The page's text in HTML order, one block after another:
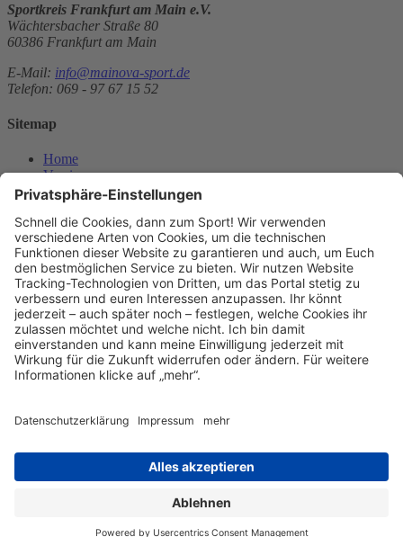
Sportkreis Frankfurt am Main e.V.
Wächtersbacher Straße 80
60386 Frankfurt am Main
E-Mail: info@mainova-sport.de
Telefon: 069 - 97 67 15 52
Sitemap
Home
Vereine
Events
News
Über uns
Kontakt
Das Projekt
Team
Partnersportkreise
Mediathek
Downloads
Verein registrieren